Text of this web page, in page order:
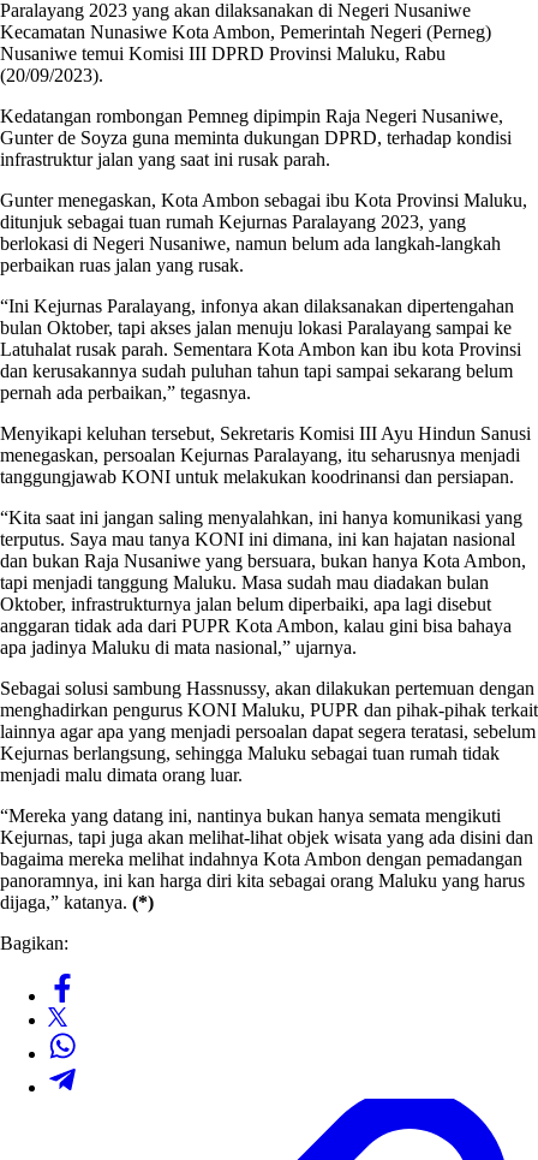
Paralayang 2023 yang akan dilaksanakan di Negeri Nusaniwe
Kecamatan Nunasiwe Kota Ambon, Pemerintah Negeri (Perneg)
Nusaniwe temui Komisi III DPRD Provinsi Maluku, Rabu
(20/09/2023).
Kedatangan rombongan Pemneg dipimpin Raja Negeri Nusaniwe,
Gunter de Soyza guna meminta dukungan DPRD, terhadap kondisi
infrastruktur jalan yang saat ini rusak parah.
Gunter menegaskan, Kota Ambon sebagai ibu Kota Provinsi Maluku,
ditunjuk sebagai tuan rumah Kejurnas Paralayang 2023, yang
berlokasi di Negeri Nusaniwe, namun belum ada langkah-langkah
perbaikan ruas jalan yang rusak.
“Ini Kejurnas Paralayang, infonya akan dilaksanakan dipertengahan
bulan Oktober, tapi akses jalan menuju lokasi Paralayang sampai ke
Latuhalat rusak parah. Sementara Kota Ambon kan ibu kota Provinsi
dan kerusakannya sudah puluhan tahun tapi sampai sekarang belum
pernah ada perbaikan,” tegasnya.
Menyikapi keluhan tersebut, Sekretaris Komisi III Ayu Hindun Sanusi
menegaskan, persoalan Kejurnas Paralayang, itu seharusnya menjadi
tanggungjawab KONI untuk melakukan koodrinansi dan persiapan.
“Kita saat ini jangan saling menyalahkan, ini hanya komunikasi yang
terputus. Saya mau tanya KONI ini dimana, ini kan hajatan nasional
dan bukan Raja Nusaniwe yang bersuara, bukan hanya Kota Ambon,
tapi menjadi tanggung Maluku. Masa sudah mau diadakan bulan
Oktober, infrastrukturnya jalan belum diperbaiki, apa lagi disebut
anggaran tidak ada dari PUPR Kota Ambon, kalau gini bisa bahaya
apa jadinya Maluku di mata nasional,” ujarnya.
Sebagai solusi sambung Hassnussy, akan dilakukan pertemuan dengan
menghadirkan pengurus KONI Maluku, PUPR dan pihak-pihak terkait
lainnya agar apa yang menjadi persoalan dapat segera teratasi, sebelum
Kejurnas berlangsung, sehingga Maluku sebagai tuan rumah tidak
menjadi malu dimata orang luar.
“Mereka yang datang ini, nantinya bukan hanya semata mengikuti
Kejurnas, tapi juga akan melihat-lihat objek wisata yang ada disini dan
bagaima mereka melihat indahnya Kota Ambon dengan pemadangan
panoramnya, ini kan harga diri kita sebagai orang Maluku yang harus
dijaga,” katanya. (*)
Bagikan: